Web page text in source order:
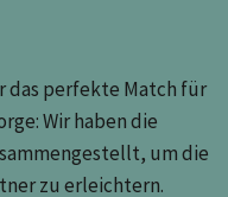
das perfekte Match für
Wir haben die
um die
zu erleichtern.